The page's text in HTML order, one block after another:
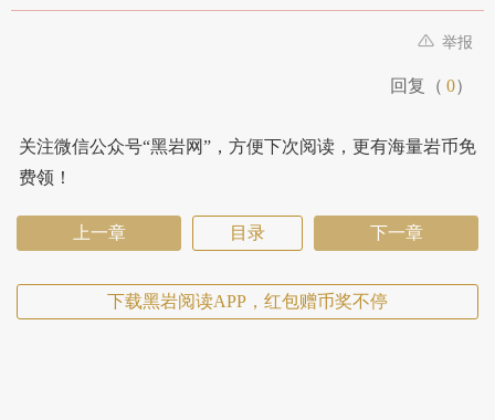
举报
回复（ 0）
关注微信公众号“黑岩网”，方便下次阅读，更有海量岩币免
费领！
上一章 目录 下一章
下载黑岩阅读APP，红包赠币奖不停